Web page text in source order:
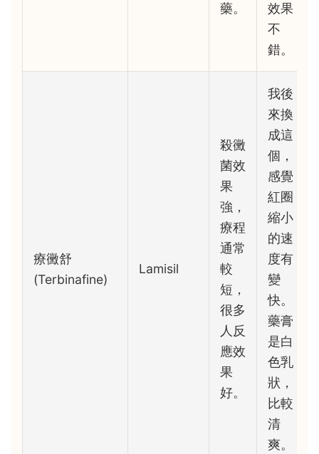
藥。
效果
不
錯。
療黴舒
(Terbinafine)
Lamisil
殺黴
菌效
果
強，
療程
通常
較
短，
很多
人反
應效
果
好。
我後
來換
成這
個，
感覺
紅圈
縮小
的速
度有
變
快。
藥膏
是白
色乳
狀，
比較
清
爽。